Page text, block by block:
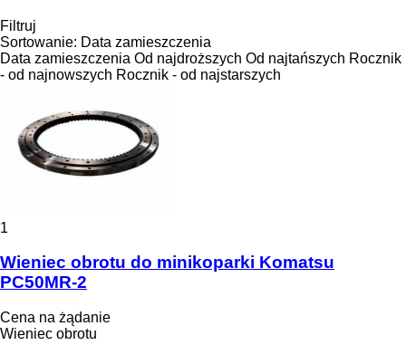
Filtruj
Sortowanie: Data zamieszczenia
Data zamieszczenia Od najdroższych Od najtańszych Rocznik
- od najnowszych Rocznik - od najstarszych
1
Wieniec obrotu do minikoparki Komatsu
PC50MR-2
Cena na żądanie
Wieniec obrotu